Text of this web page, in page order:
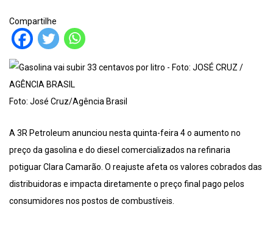
Compartilhe
Foto: José Cruz/Agência Brasil
A 3R Petroleum anunciou nesta quinta-feira 4 o aumento no
preço da gasolina e do diesel comercializados na refinaria
potiguar Clara Camarão. O reajuste afeta os valores cobrados das
distribuidoras e impacta diretamente o preço final pago pelos
consumidores nos postos de combustíveis.